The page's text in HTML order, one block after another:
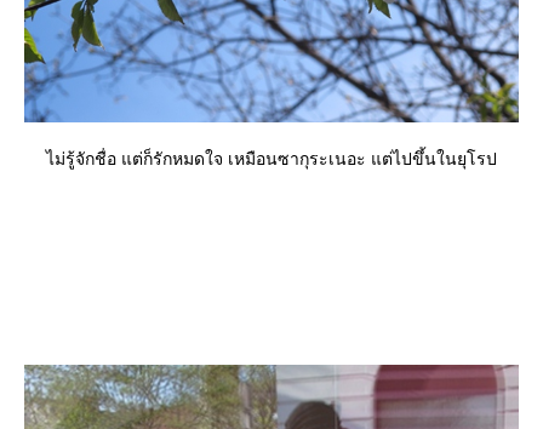
ไม่รู้จักชื่อ แต่ก็รักหมดใจ เหมือนซากุระเนอะ แต่ไปขึ้นในยุโรป